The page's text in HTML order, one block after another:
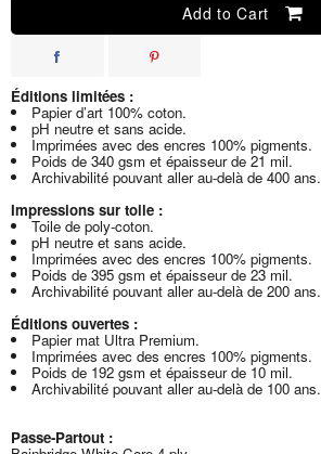
Add to Cart
Éditions limitées :
Papier d’art 100% coton.
pH neutre et sans acide.
Imprimées avec des encres 100% pigments.
Poids de 340 gsm et épaisseur de 21 mil.
Archivabilité pouvant aller au-delà de 400 ans.
Impressions sur toile :
Toile de poly-coton.
pH neutre et sans acide.
Imprimées avec des encres 100% pigments.
Poids de 395 gsm et épaisseur de 23 mil.
Archivabilité pouvant aller au-delà de 200 ans.
Éditions ouvertes :
Papier mat Ultra Premium.
Imprimées avec des encres 100% pigments.
Poids de 192 gsm et épaisseur de 10 mil.
Archivabilité pouvant aller au-delà de 100 ans.
Passe-Partout :